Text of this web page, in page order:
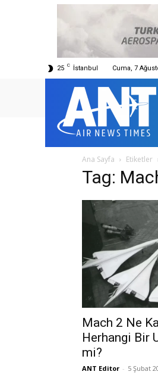
25 C İstanbul Cuma, 7
Ana Sayfa Etiketler
Tag:
Mach 2 Ne
Herhangi Bir
mi?
ANT Editor - 5 Şubat